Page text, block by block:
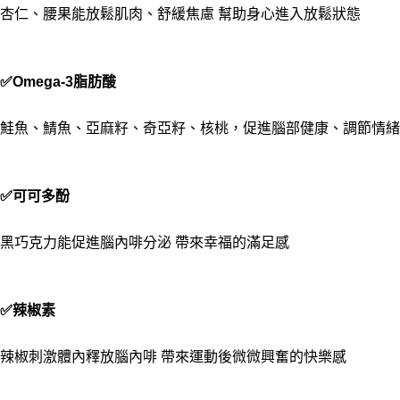
杏仁、腰果能放鬆肌肉、舒緩焦慮 幫助身心進入放鬆狀態
✅Omega-3脂肪酸
鮭魚、鯖魚、亞麻籽、奇亞籽、核桃 ，促進腦部健康、調節情
✅可可多酚
黑巧克力能促進腦內啡分泌 帶來幸福的滿足感
✅辣椒素
辣椒刺激體內釋放腦內啡 帶來運動後微微興奮的快樂感